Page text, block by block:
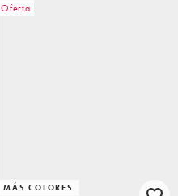
Oferta
MÁS COLORES